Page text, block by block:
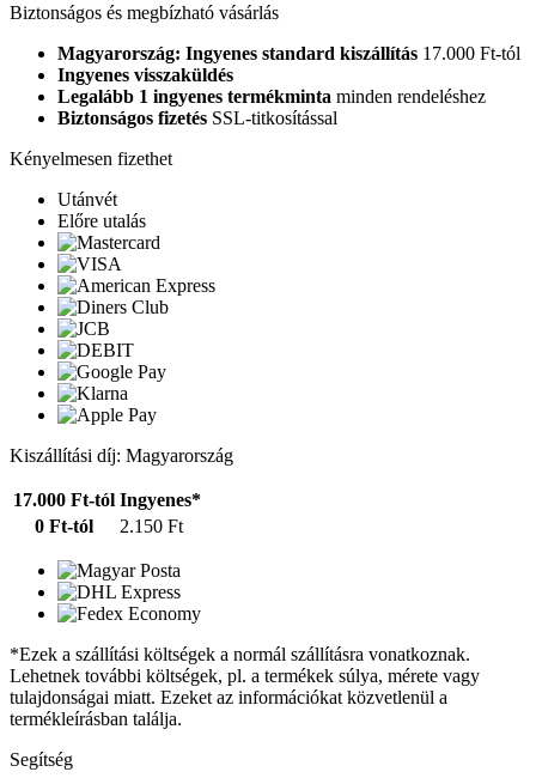
Biztonságos és megbízható vásárlás
Magyarország: Ingyenes standard kiszállítás 17.000 Ft-tól
Ingyenes visszaküldés
Legalább 1 ingyenes termékminta minden rendeléshez
Biztonságos fizetés SSL-titkosítással
Kényelmesen fizethet
Utánvét
Előre utalás
Kiszállítási díj: Magyarország
17.000 Ft-tól Ingyenes*
0 Ft-tól
2.150 Ft
*Ezek a szállítási költségek a normál szállításra vonatkoznak.
Lehetnek további költségek, pl. a termékek súlya, mérete vagy
tulajdonságai miatt. Ezeket az információkat közvetlenül a
termékleírásban találja.
Segítség